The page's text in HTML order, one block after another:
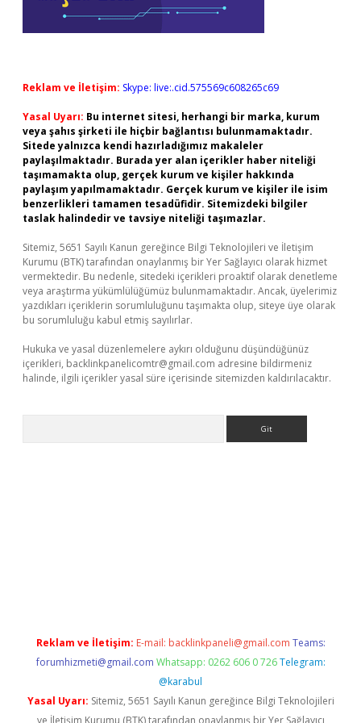
Reklam ve İletişim: Skype: live:.cid.575569c608265c69
Yasal Uyarı: Bu internet sitesi, herhangi bir marka, kurum
veya şahıs şirketi ile hiçbir bağlantısı bulunmamaktadır.
Sitede yalnızca kendi hazırladığımız makaleler
paylaşılmaktadır. Burada yer alan içerikler haber niteliği
taşımamakta olup, gerçek kurum ve kişiler hakkında
paylaşım yapılmamaktadır. Gerçek kurum ve kişiler ile isim
benzerlikleri tamamen tesadüfidir. Sitemizdeki bilgiler
taslak halindedir ve tavsiye niteliği taşımazlar.
Sitemiz, 5651 Sayılı Kanun gereğince Bilgi Teknolojileri ve İletişim
Kurumu (BTK) tarafından onaylanmış bir Yer Sağlayıcı olarak hizmet
vermektedir. Bu nedenle, sitedeki içerikleri proaktif olarak denetleme
veya araştırma yükümlülüğümüz bulunmamaktadır. Ancak, üyelerimiz
yazdıkları içeriklerin sorumluluğunu taşımakta olup, siteye üye olarak
bu sorumluluğu kabul etmiş sayılırlar.
Hukuka ve yasal düzenlemelere aykırı olduğunu düşündüğünüz
içerikleri, backlinkpanelicomtr@gmail.com adresine bildirmeniz
halinde, ilgili içerikler yasal süre içerisinde sitemizden kaldırılacaktır.
Reklam ve İletişim: E-mail: backlinkpaneli@gmail.com Teams:
forumhizmeti@gmail.com Whatsapp: 0262 606 0 726 Telegram:
@karabul
Yasal Uyarı: Sitemiz, 5651 Sayılı Kanun gereğince Bilgi Teknolojileri
ve İletişim Kurumu (BTK) tarafından onaylanmış bir Yer Sağlayıcı